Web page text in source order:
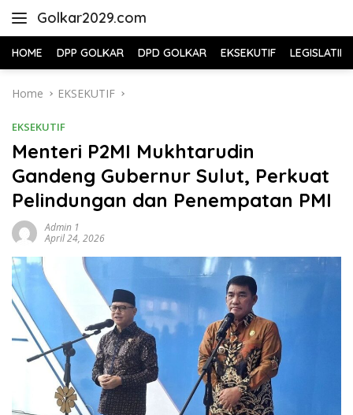
Golkar2029.com
HOME DPP GOLKAR DPD GOLKAR EKSEKUTIF LEGISLATIF
Home EKSEKUTIF
EKSEKUTIF
Menteri P2MI Mukhtarudin
Gandeng Gubernur Sulut, Perkuat
Pelindungan dan Penempatan PMI
Admin 1
April 24, 2026